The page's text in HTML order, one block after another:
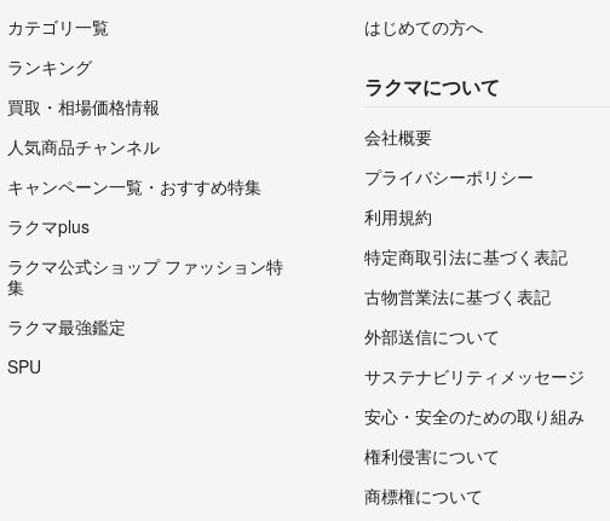
カテゴリ一覧
ランキング
買取・相場価格情報
人気商品チャンネル
キャンペーン一覧・おすすめ特集
ラクマplus
ラクマ公式ショップ ファッション特
集
ラクマ最強鑑定
SPU
はじめての方へ
ラクマについて
会社概要
プライバシーポリシー
利用規約
特定商取引法に基づく表記
古物営業法に基づく表記
外部送信について
サステナビリティメッセージ
安心・安全のための取り組み
権利侵害について
商標権について